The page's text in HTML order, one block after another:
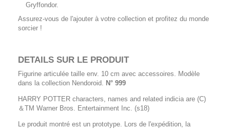
Gryffondor.
Assurez-vous de l'ajouter à votre collection et profitez du monde
sorcier !
DETAILS SUR LE PRODUIT
Figurine articulée taille env. 10 cm avec accessoires. Modèle
dans la collection Nendoroid.
N° 999
HARRY POTTER characters, names and related indicia are (C)
＆TM Warner Bros. Entertainment Inc. (s18)
Le produit montré est un prototype. Lors de l'expédition, la